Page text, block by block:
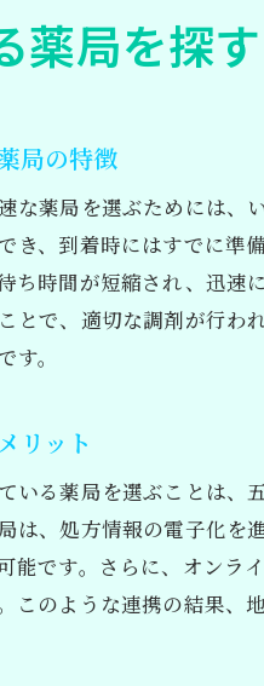
地域住
利用者
処方箋
オンラ
薬局を探
局の特徴
な薬局を選ぶためには、
き、到着時にはすでに
ち時間が短縮され、迅速
とで、適切な調剤が行
。
リット
いる薬局を選ぶことは
は、処方情報の電子化
能です。さらに、オン
このような連携の結果